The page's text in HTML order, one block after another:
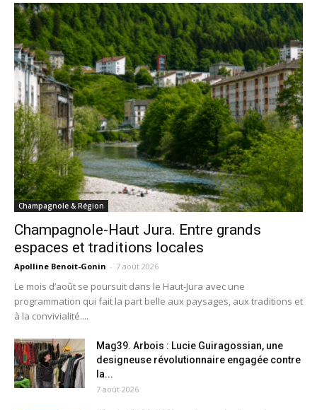
Champagnole & Région
Champagnole-Haut Jura. Entre grands
espaces et traditions locales
Apolline Benoit-Gonin - 7 août 2026
Le mois d’août se poursuit dans le Haut-Jura avec une
programmation qui fait la part belle aux paysages, aux traditions et
à la convivialité....
Mag39. Arbois : Lucie Guiragossian, une
designeuse révolutionnaire engagée contre
la...
7 août 2026